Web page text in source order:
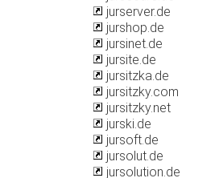
jurserver.de
jurshop.de
jursinet.de
jursite.de
jursitzka.de
jursitzky.com
jursitzky.net
jurski.de
jursoft.de
jursolut.de
jursolution.de